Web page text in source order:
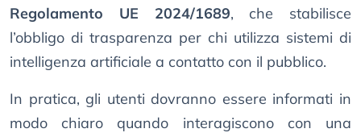
Regolamento UE 2024/1689, che stabilisce
l’obbligo di trasparenza per chi utilizza sistemi di
intelligenza artificiale a contatto con il pubblico.
In pratica, gli utenti dovranno essere informati in
modo chiaro quando interagiscono con una